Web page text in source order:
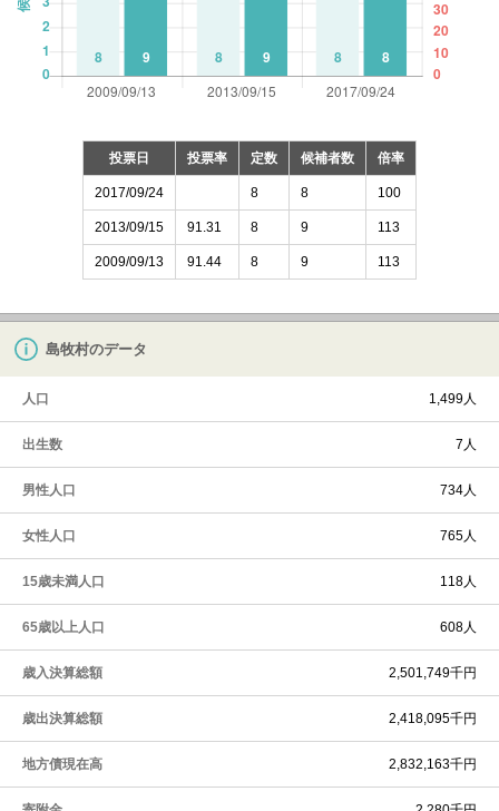
投票日 投票率 定数 候補者数 倍率
2017/09/24 8 8 100
2013/09/15 91.31 8 9 113
2009/09/13 91.44 8 9 113
島牧村のデータ
人口 1,499人
出生数 7人
男性人口 734人
女性人口 765人
15歳未満人口 118人
65歳以上人口 608人
歳入決算総額 2,501,749千円
歳出決算総額 2,418,095千円
地方債現在高 2,832,163千円